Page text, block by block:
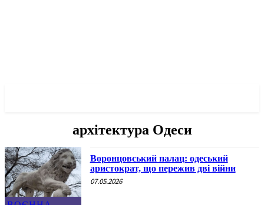
архітектура Одеси
Воронцовський палац: одеський
аристократ, що пережив дві війни
07.05.2026